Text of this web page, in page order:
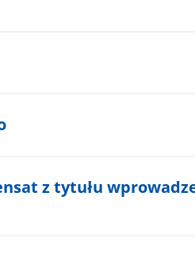
z tytułu